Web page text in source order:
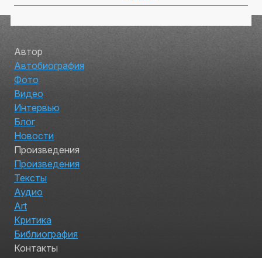
Автор
Автобиография
Фото
Видео
Интервью
Блог
Новости
Произведения
Произведения
Тексты
Аудио
Art
Критика
Библиография
Контакты